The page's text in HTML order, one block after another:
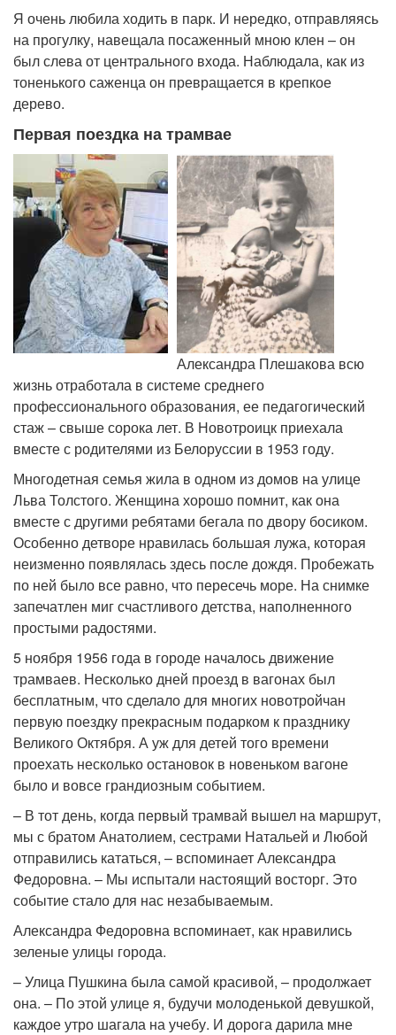
Я очень любила ходить в парк. И нередко, отправляясь
на прогулку, навещала посаженный мною клен – он
был слева от центрального входа. Наблюдала, как из
тоненького саженца он превращается в крепкое
дерево.
Первая поездка на трамвае
Александра Плешакова всю
жизнь отработала в системе среднего
профессионального образования, ее педагогический
стаж – свыше сорока лет. В Новотроицк приехала
вместе с родителями из Белоруссии в 1953 году.
Многодетная семья жила в одном из домов на улице
Льва Толстого. Женщина хорошо помнит, как она
вместе с другими ребятами бегала по двору босиком.
Особенно детворе нравилась большая лужа, которая
неизменно появлялась здесь после дождя. Пробежать
по ней было все равно, что пересечь море. На снимке
запечатлен миг счастливого детства, наполненного
простыми радостями.
5 ноября 1956 года в городе началось движение
трамваев. Несколько дней проезд в вагонах был
бесплатным, что сделало для многих новотройчан
первую поездку прекрасным подарком к празднику
Великого Октября. А уж для детей того времени
проехать несколько остановок в новеньком вагоне
было и вовсе грандиозным событием.
– В тот день, когда первый трамвай вышел на маршрут,
мы с братом Анатолием, сестрами Натальей и Любой
отправились кататься, – вспоминает Александра
Федоровна. – Мы испытали настоящий восторг. Это
событие стало для нас незабываемым.
Александра Федоровна вспоминает, как нравились
зеленые улицы города.
– Улица Пушкина была самой красивой, – продолжает
она. – По этой улице я, будучи молоденькой девушкой,
каждое утро шагала на учебу. И дорога дарила мне